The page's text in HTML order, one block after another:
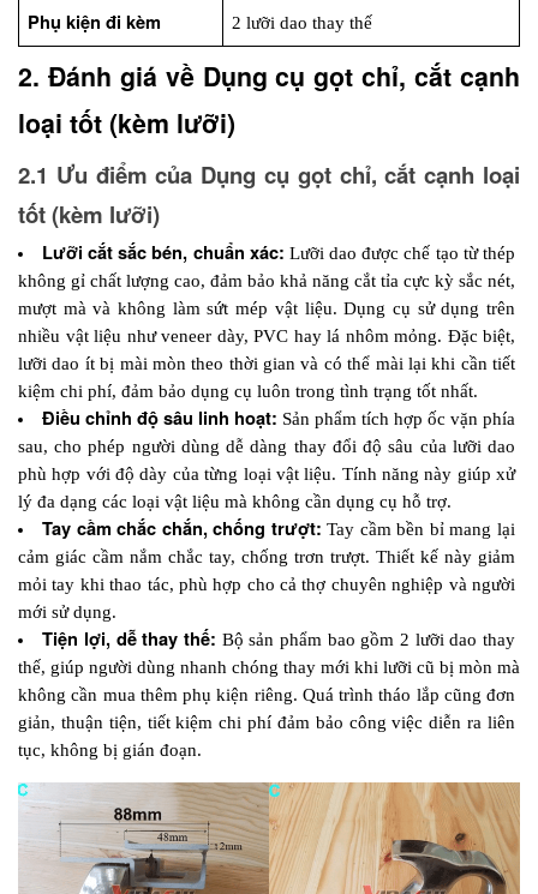
Phụ kiện đi kèm 2 lưỡi dao thay thế
2. Đánh giá về Dụng cụ gọt chỉ, cắt cạnh
loại tốt (kèm lưỡi)
2.1 Ưu điểm của Dụng cụ gọt chỉ, cắt cạnh loại
tốt (kèm lưỡi)
Lưỡi cắt sắc bén, chuẩn xác: Lưỡi dao được chế tạo từ thép
không gỉ chất lượng cao, đảm bảo khả năng cắt tỉa cực kỳ sắc nét,
mượt mà và không làm sứt mép vật liệu. Dụng cụ sử dụng trên
nhiều vật liệu như veneer dày, PVC hay lá nhôm mỏng. Đặc biệt,
lưỡi dao ít bị mài mòn theo thời gian và có thể mài lại khi cần tiết
kiệm chi phí, đảm bảo dụng cụ luôn trong tình trạng tốt nhất.
Điều chỉnh độ sâu linh hoạt: Sản phẩm tích hợp ốc vặn phía
sau, cho phép người dùng dễ dàng thay đổi độ sâu của lưỡi dao
phù hợp với độ dày của từng loại vật liệu. Tính năng này giúp xử
lý đa dạng các loại vật liệu mà không cần dụng cụ hỗ trợ.
Tay cầm chắc chắn, chống trượt: Tay cầm bền bỉ mang lại
cảm giác cầm nắm chắc tay, chống trơn trượt. Thiết kế này giảm
mỏi tay khi thao tác, phù hợp cho cả thợ chuyên nghiệp và người
mới sử dụng.
Tiện lợi, dễ thay thế: Bộ sản phẩm bao gồm 2 lưỡi dao thay
thế, giúp người dùng nhanh chóng thay mới khi lưỡi cũ bị mòn mà
không cần mua thêm phụ kiện riêng. Quá trình tháo lắp cũng đơn
giản, thuận tiện, tiết kiệm chi phí đảm bảo công việc diễn ra liên
tục, không bị gián đoạn.